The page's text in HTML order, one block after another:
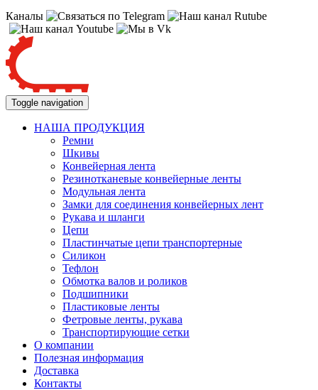
Каналы
Toggle navigation
НАША ПРОДУКЦИЯ
Ремни
Шкивы
Конвейерная лента
Резинотканевые конвейерные ленты
Модульная лента
Замки для соединения конвейерных лент
Рукава и шланги
Цепи
Пластинчатые цепи транспортерные
Силикон
Тефлон
Обмотка валов и роликов
Подшипники
Пластиковые ленты
Фетровые ленты, рукава
Транспортирующие сетки
О компании
Полезная информация
Доставка
Контакты